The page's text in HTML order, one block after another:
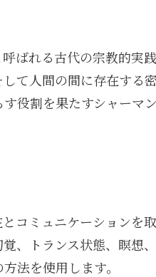
ばれる古代の宗教的実
て人間の間に存在する
役割を果たすシャーマ
コミュニケーションを
、トランス状態、瞑想
法を使用します。